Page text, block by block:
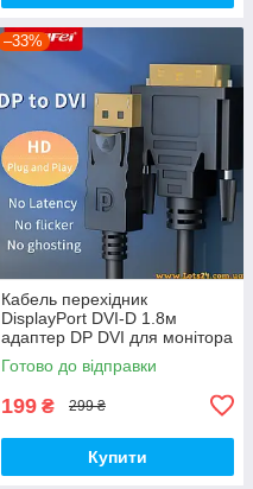
–33%
Кабель перехідник
DisplayPort DVI-D 1.8м
адаптер DP DVI для монітора
конвертер DVI Displayport
шнур провід adapter
Готово до відправки
199 ₴ 299 ₴
Купити